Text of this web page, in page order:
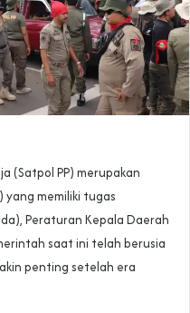
(Satpol PP) merupakan
yang memiliki tugas
Peraturan Kepala Daerah
saat ini telah berusia
penting setelah era